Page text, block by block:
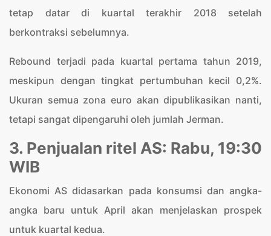
tetap datar di kuartal terakhir 2018 setelah
berkontraksi sebelumnya.
Rebound terjadi pada kuartal pertama tahun 2019,
meskipun dengan tingkat pertumbuhan kecil 0,2%.
Ukuran semua zona euro akan dipublikasikan nanti,
tetapi sangat dipengaruhi oleh jumlah Jerman.
3. Penjualan ritel AS: Rabu, 19:30
WIB
Ekonomi AS didasarkan pada konsumsi dan angka-
angka baru untuk April akan menjelaskan prospek
untuk kuartal kedua.